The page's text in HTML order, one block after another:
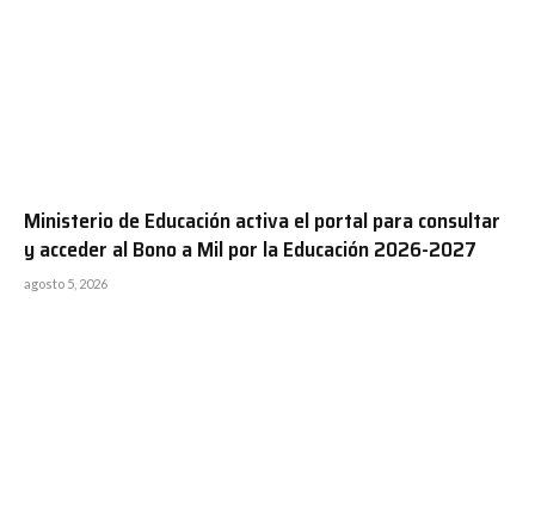
Ministerio de Educación activa el portal para consultar
y acceder al Bono a Mil por la Educación 2026-2027
agosto 5, 2026